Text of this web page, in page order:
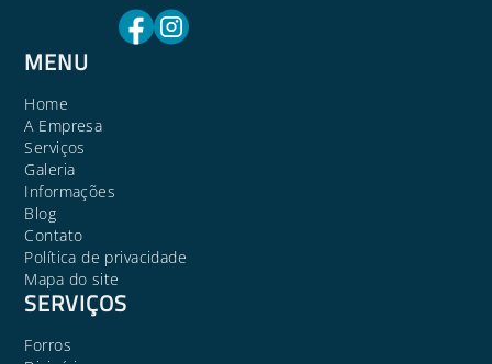
MENU
Home
A Empresa
Serviços
Galeria
Informações
Blog
Contato
Política de privacidade
Mapa do site
SERVIÇOS
Forros